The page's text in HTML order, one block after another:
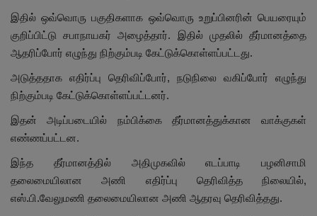
இதில் ஒவ்வொரு பகுதிகளாக ஒவ்வொரு உறுப்பினரின் பெயரையும்
குறிப்பிட்டு சபாநாயகர் அழைத்தார். இதில் முதலில் தீர்மானத்தை
ஆதரிப்போர் எழுந்து நிற்கும்படி கேட்டுக்கொள்ளப்பட்டது.
அடுத்ததாக எதிர்ப்பு தெரிவிப்போர், நடுநிலை வகிப்போர் எழுந்து
நிற்கும்படி கேட்டுக்கொள்ளப்பட்டனர்.
இதன் அடிப்படையில் நம்பிக்கை தீர்மானத்துக்கான வாக்குகள்
எண்ணப்பட்டன.
இந்த தீர்மானத்தில் அதிமுகவில் எடப்பாடி பழனிசாமி
தலைமையிலான அணி எதிர்ப்பு தெரிவித்த நிலையில்,
எஸ்.பி.வேலுமணி தலைமையிலான அணி ஆதரவு தெரிவித்தது.